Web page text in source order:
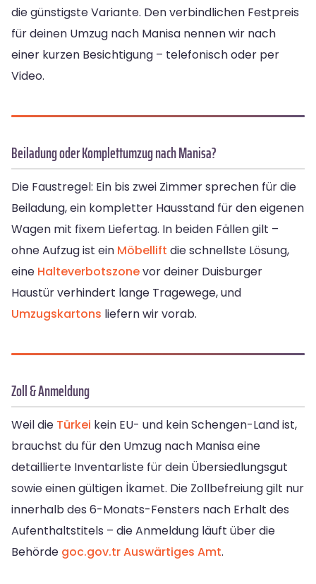
die günstigste Variante. Den verbindlichen Festpreis
für deinen Umzug nach Manisa nennen wir nach
einer kurzen Besichtigung – telefonisch oder per
Video.
Beiladung oder Komplettumzug nach Manisa?
Die Faustregel: Ein bis zwei Zimmer sprechen für die
Beiladung, ein kompletter Hausstand für den eigenen
Wagen mit fixem Liefertag. In beiden Fällen gilt –
ohne Aufzug ist ein Möbellift die schnellste Lösung,
eine Halteverbotszonevor deiner Duisburger
Haustür verhindert lange Tragewege, und
Umzugskartons liefern wir vorab.
Zoll & Anmeldung
Weil die Türkei kein EU- und kein Schengen-Land ist,
brauchst du für den Umzug nach Manisa eine
detaillierte Inventarliste für dein Übersiedlungsgut
sowie einen gültigen İkamet. Die Zollbefreiung gilt nur
innerhalb des 6-Monats-Fensters nach Erhalt des
Aufenthaltstitels – die Anmeldung läuft über die
Behörde goc.gov.trAuswärtiges Amt.